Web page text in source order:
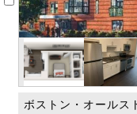
ボストン・オールス